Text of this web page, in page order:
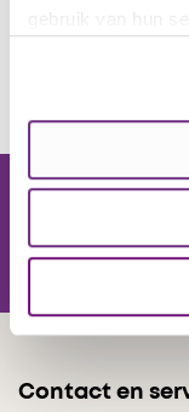
gebruik van hun
Aanmelden
Contact en